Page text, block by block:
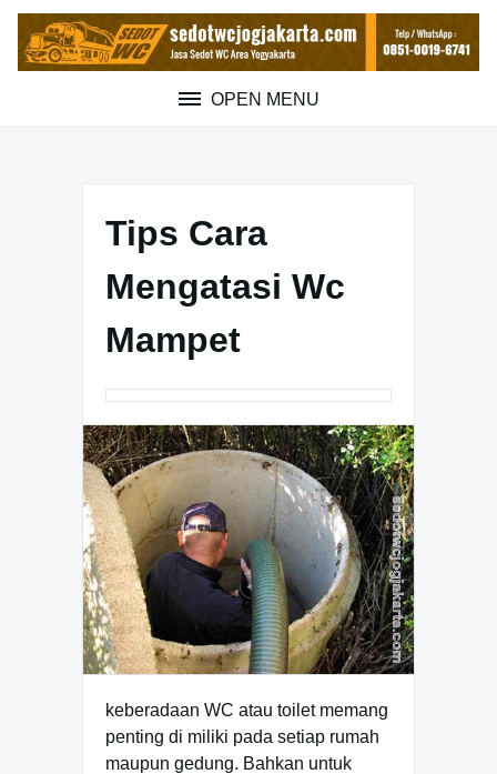
Skip
content
OPEN MENU
Tips Cara
Mengatasi Wc
Mampet
keberadaan WC atau toilet memang
penting di miliki pada setiap rumah
maupun gedung. Bahkan untuk